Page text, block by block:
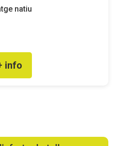
natiu
info